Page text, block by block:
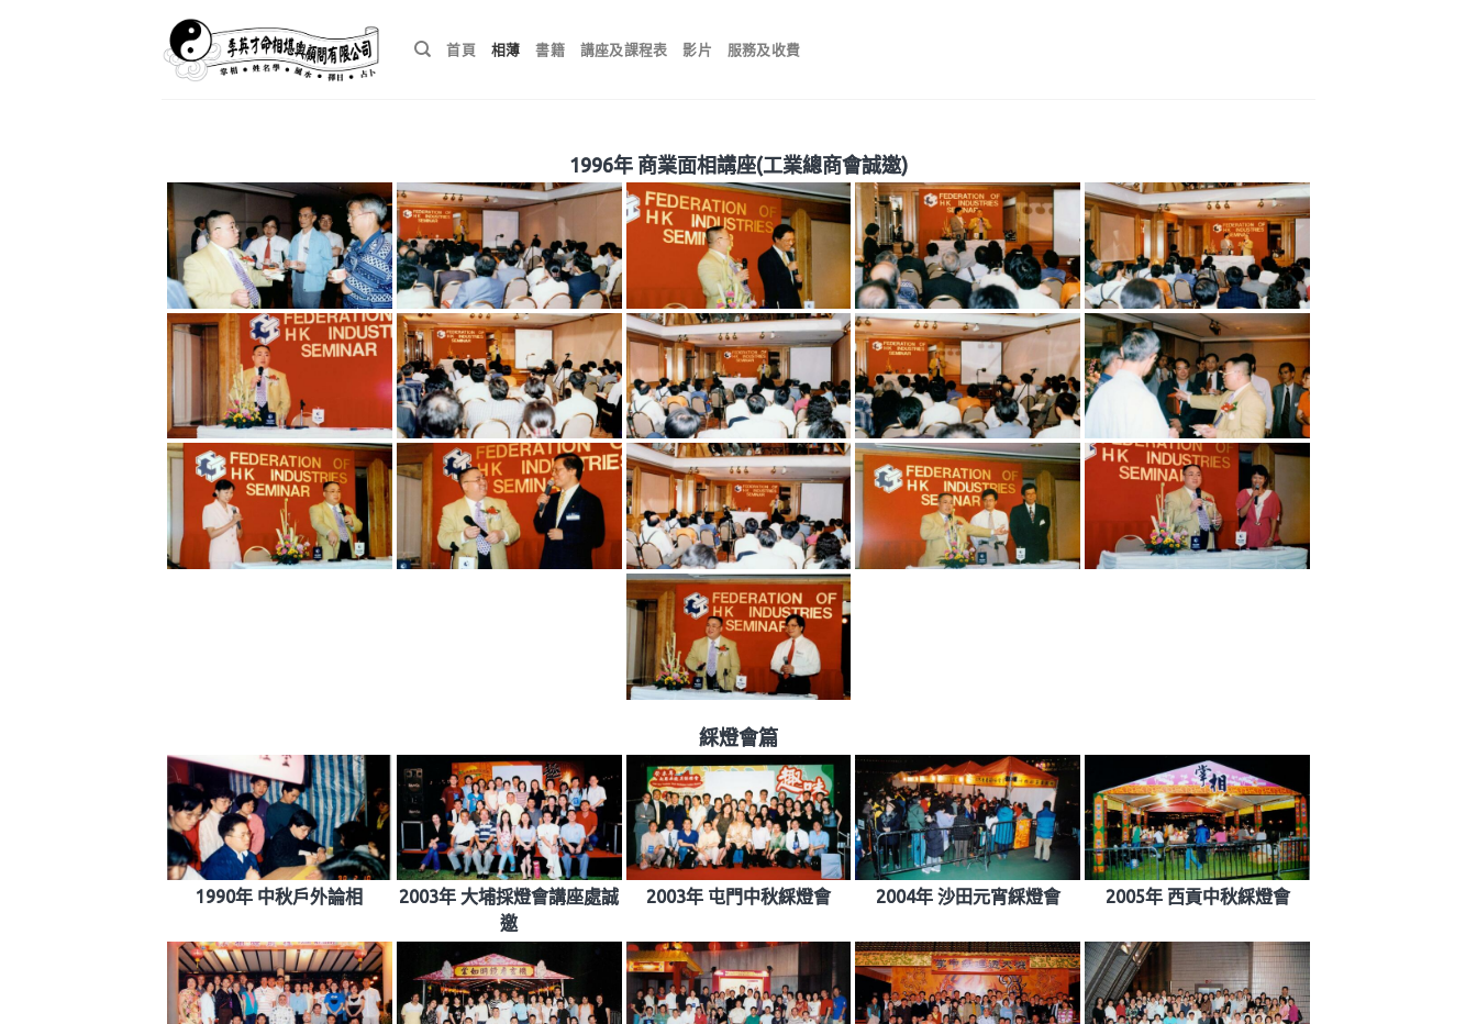
首頁 相薄 書籍 講座及課程表 影片 服務及收費
1996年 商業面相講座(工業總商會誠邀)
綵燈會篇
1990年 中秋戶外論相
2003年 大埔採燈會講座處誠
邀
2003年 屯門中秋綵燈會 2004年 沙田元宵綵燈會 2005年 西貢中秋綵燈會